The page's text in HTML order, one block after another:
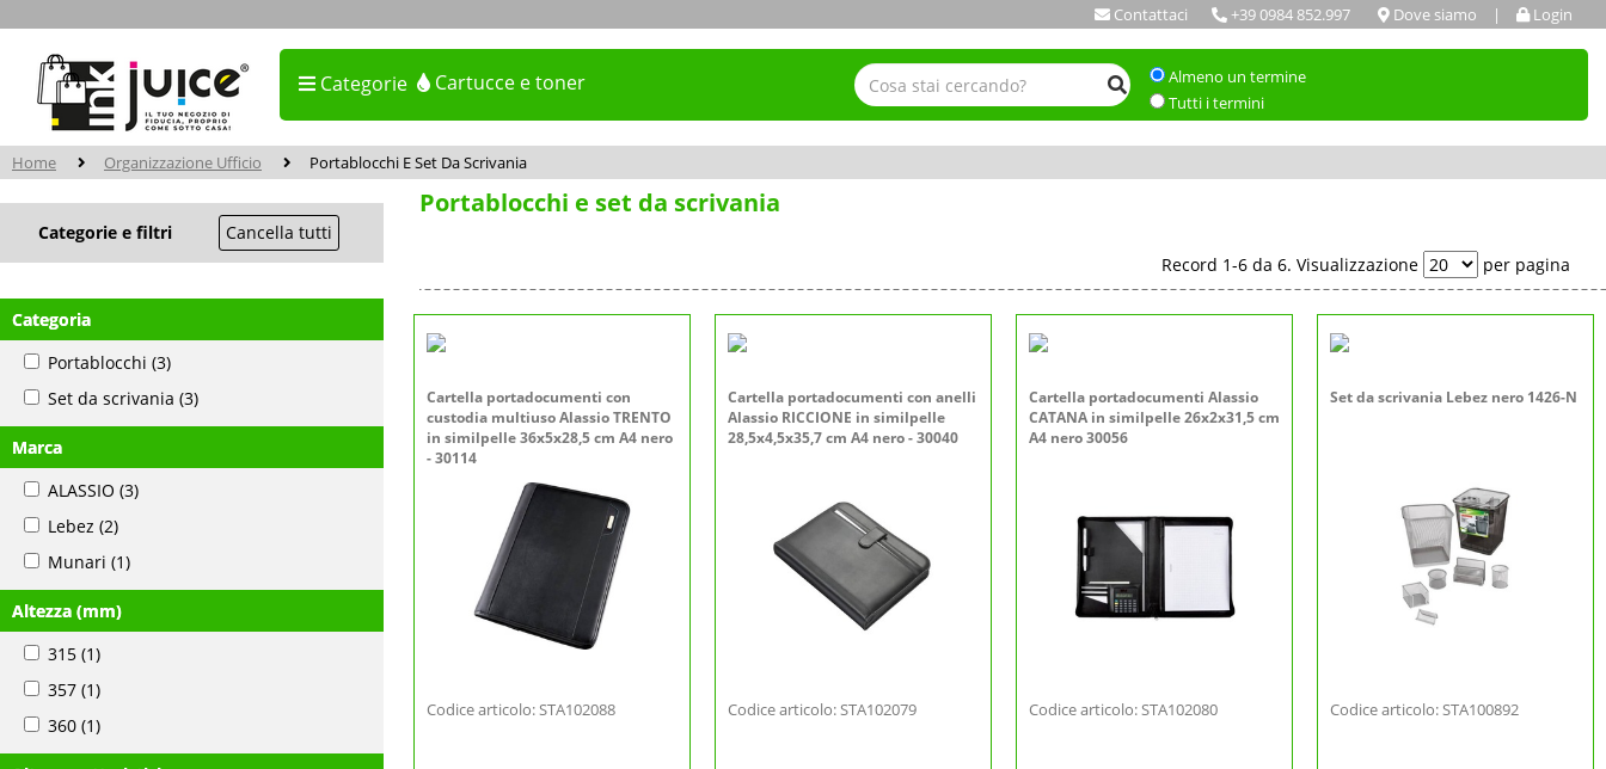
Contattaci +39 0984 852.997 Dove siamo | Login
Categorie Cartucce e toner
Almeno un termine
Tutti i termini
Home Organizzazione Ufficio Portablocchi E Set Da Scrivania
Categorie e filtri Cancella tutti
Categoria
Portablocchi (3)
Set da scrivania (3)
Marca
ALASSIO (3)
Lebez (2)
Munari (1)
Altezza (mm)
315 (1)
357 (1)
360 (1)
Portablocchi e set da scrivania
Record 1-6 da 6. Visualizzazione per pagina
Cartella portadocumenti con
custodia multiuso Alassio TRENTO
in similpelle 36x5x28,5 cm A4 nero
- 30114
Codice articolo: STA102088
Cartella portadocumenti con anelli
Alassio RICCIONE in similpelle
28,5x4,5x35,7 cm A4 nero - 30040
Codice articolo: STA102079
Cartella portadocumenti Alassio
CATANA in similpelle 26x2x31,5 cm
A4 nero 30056
Codice articolo: STA102080
Set da scrivania Lebez nero 1426-N
Codice articolo: STA100892